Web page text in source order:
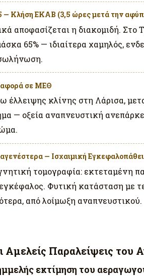
— Κλήση ΕΚΑΒ (3,5 ώρες μετά την
αποφασίζεται η διακομιδή.
65% — ιδιαίτερα χαμηλός,
σε ΜΕΘ
έλλειψης κλίνης στη Λάρισα,
— οξεία αναπνευστική
— Ισχαιμική
τομογραφία: εκτεταμένη
Φυτική κατάσταση με
από λοίμωξη αναπνευστικού.
Αμελείς Παραλείψεις του
εκτίμηση του